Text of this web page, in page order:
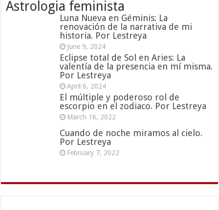
Astrologia feminista
Luna Nueva en Géminis: La
renovación de la narrativa de mi
historia. Por Lestreya
June 9, 2024
Eclipse total de Sol en Aries: La
valentía de la presencia en mí misma.
Por Lestreya
April 6, 2024
El múltiple y poderoso rol de
escorpio en el zodiaco. Por Lestreya
March 16, 2022
Cuando de noche miramos al cielo.
Por Lestreya
February 7, 2022